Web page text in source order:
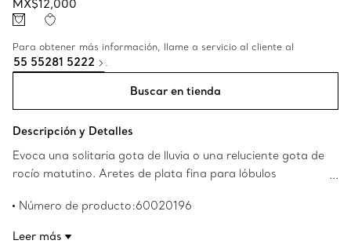
MX$12,000
Para obtener más información, llame a servicio al cliente al
55 55281 5222 .
Buscar en tienda
Descripción y Detalles
Evoca una solitaria gota de lluvia o una reluciente gota de
rocío matutino. Aretes de plata fina para lóbulos
los diseños originales son propiedad intelectual de Elsa
Número de producto:60020196
Leer más